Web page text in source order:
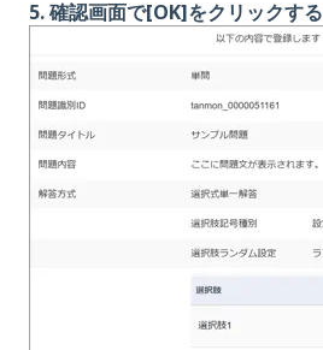
5. 確認画面で[OK]をクリックする